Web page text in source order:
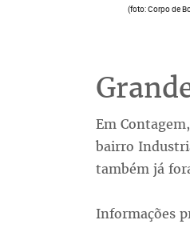
(foto: Corpo de
Em
bairro
também já
Informações